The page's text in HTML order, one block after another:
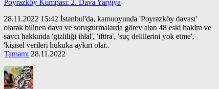
Poyrazköy Kumpası: 2. Dava Yargıya
28.11.2022 15:42 İstanbul'da, kamuoyunda 'Poyrazköy davası'
olarak bilinen dava ve soruşturmalarda görev alan 48 eski hakim ve
savcı hakkında 'gizliliği ihlal', 'iftira', 'suç delillerini yok etme',
'kişisel verileri hukuka aykırı olar..
Tamamı 28.11.2022